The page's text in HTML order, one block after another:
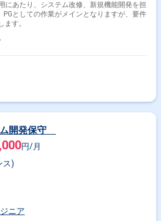
にあたり、システム改修、新規機能開発を担
PGとしての作業がメインとなりますが、要件
す。
ム開発保守
円/月
ス)
ニア
ア